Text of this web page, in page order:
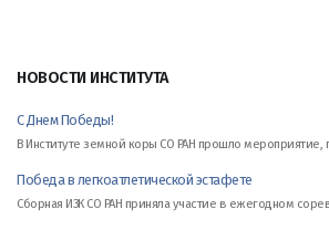
НОВОСТИ ИНСТИТУТА
С Днем Победы!
В Институте земной коры СО РАН прошло мероприятие,
Победа в легкоатлетической эстафете
Сборная ИЗК СО РАН приняла участие в ежегодном